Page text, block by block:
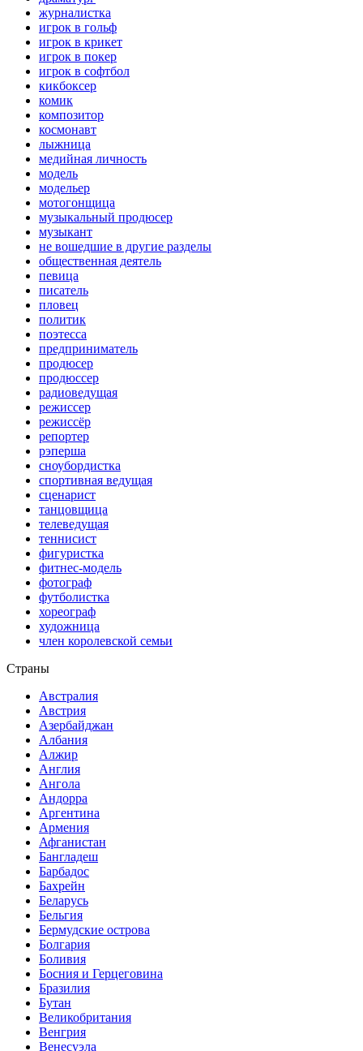
журналистка
игрок в гольф
игрок в крикет
игрок в покер
игрок в софтбол
кикбоксер
комик
композитор
космонавт
лыжница
медийная личность
модель
модельер
мотогонщица
музыкальный продюсер
музыкант
не вошедшие в другие разделы
общественная деятель
певица
писатель
пловец
политик
поэтесса
предприниматель
продюсер
продюссер
радиоведущая
режиссер
режиссёр
репортер
рэперша
сноубордистка
спортивная ведущая
сценарист
танцовщица
телеведущая
теннисист
фигуристка
фитнес-модель
фотограф
футболистка
хореограф
художница
член королевской семьи
Страны
Австралия
Австрия
Азербайджан
Албания
Алжир
Англия
Ангола
Андорра
Аргентина
Армения
Афганистан
Бангладеш
Барбадос
Бахрейн
Беларусь
Бельгия
Бермудские острова
Болгария
Боливия
Босния и Герцеговина
Бразилия
Бутан
Великобритания
Венгрия
Венесуэла